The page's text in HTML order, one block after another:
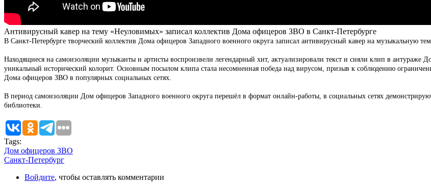
Антивирусный кавер на тему «Неуловимых» записал коллектив Дома офицеров ЗВО в Санкт-Петербурге
В Санкт-Петербурге творческий коллектив Дома офицеров Западного военного округа записал антивирусный кавер на музыкальную
Находящиеся на самоизоляции музыканты и артисты воспроизвели легендарный хит, актуализировали текст и сняли клип в
уникальный исторический колорит. Основным посылом клипа стала несомненная победа над вирусом, призыв к соблюдению
Дома офицеров ЗВО в популярных социальных сетях.
В период самоизоляции Дом офицеров Западного военного округа перешёл в формат онлайн-работы, в социальных сетях
библиотеки.
Tags:
Дом офицеров ЗВО
Санкт-Петербург
Войдите, чтобы оставлять комментарии